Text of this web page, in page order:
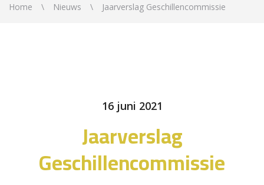
Home Nieuws Jaarverslag Geschillencommissie
16 juni 2021
Jaarverslag
Geschillencommissie